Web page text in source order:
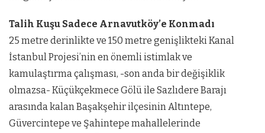
Talih Kuşu Sadece Arnavutköy’e Konmadı
25 metre derinlikte ve 150 metre genişlikteki Kanal
İstanbul Projesi’nin en önemli istimlak ve
kamulaştırma çalışması, -son anda bir değişiklik
olmazsa- Küçükçekmece Gölü ile Sazlıdere Barajı
arasında kalan Başakşehir ilçesinin Altıntepe,
Güvercintepe ve Şahintepe mahallelerinde